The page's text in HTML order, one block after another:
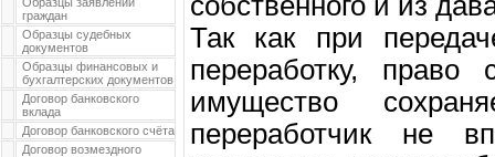
граждан
Образцы судебных
документов
Образцы финансовых и
бухгалтерских документов
Договор банковского
вклада
Договор банковского счёта
Договор возмездного
Так как при
переработку, право
имущество
переработчик не